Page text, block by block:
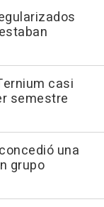
casi
semestre
una
grupo